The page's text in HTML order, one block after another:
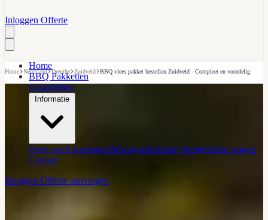
Inloggen Offerte
Home
BBQ Pakketten
Gourmetten
Informatie
Over ons Ervaringen Bezorg informatie Veelgestelde vragen
Contact
Inloggen Offerte aanvragen
Home›Nederland›Drenthe›Zuidveld›BBQ vlees pakket bestellen Zuidveld - Compleet en voordelig